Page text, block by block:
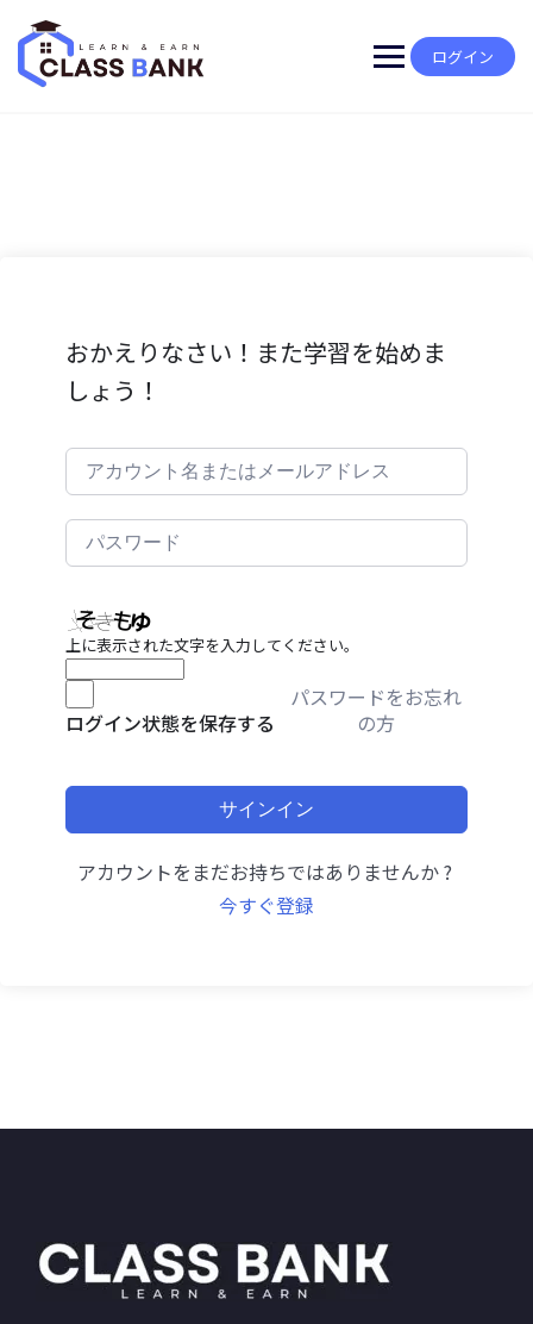
content
ログイン
おかえりなさい！また学習を始めま
しょう！
上に表示された文字を入力してください。
ログイン状態を保存する
パスワードをお忘れ
の方
サインイン
アカウントをまだお持ちではありませんか ?
今すぐ登録